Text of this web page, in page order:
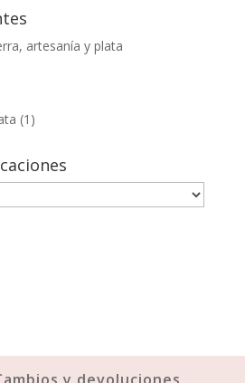
artesanía y plata
(1)